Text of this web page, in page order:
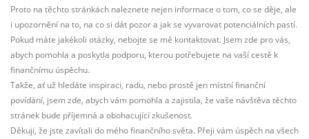
Proto na těchto stránkách naleznete nejen informace o tom, co se děje, ale
i upozornění na to, na co si dát pozor a jak se vyvarovat potenciálních pastí.
Pokud máte jakékoli otázky, nebojte se mě kontaktovat. Jsem zde pro vás,
abych pomohla a poskytla podporu, kterou potřebujete na vaší cestě k
finančnímu úspěchu.
Takže, ať už hledáte inspiraci, radu, nebo prostě jen místní finanční
povídání, jsem zde, abych vám pomohla a zajistila, že vaše návštěva těchto
stránek bude příjemná a obohacující zkušenost.
Děkuji, že jste zavítali do mého finančního světa. Přeji vám úspěch na všech